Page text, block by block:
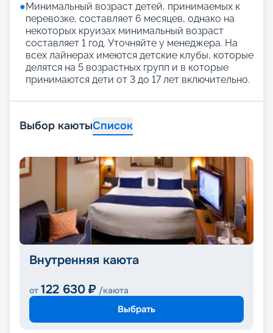
●Минимальный возраст детей, принимаемых к
перевозке, составляет 6 месяцев, однако на
некоторых круизах минимальный возраст
составляет 1 год. Уточняйте у менеджера. На
всех лайнерах имеются детские клубы, которые
делятся на 5 возрастных групп и в которые
принимаются дети от 3 до 17 лет включительно.
Выбор каютыСписок
Внутренняя каюта
от 122 630 ₽ /каюта
Выбрать